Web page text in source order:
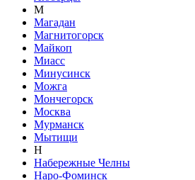
М
Магадан
Магнитогорск
Майкоп
Миасс
Минусинск
Можга
Мончегорск
Москва
Мурманск
Мытищи
Н
Набережные Челны
Наро-Фоминск